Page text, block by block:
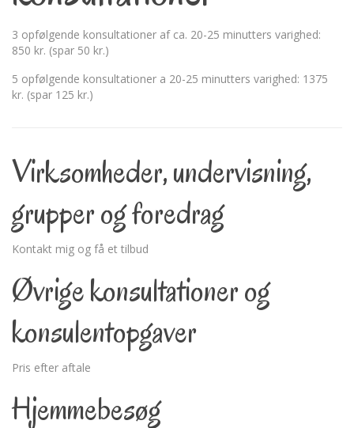
3 opfølgende konsultationer af ca. 20-25 minutters varighed:
850 kr. (spar 50 kr.)
5 opfølgende konsultationer a 20-25 minutters varighed: 1375
kr. (spar 125 kr.)
Virksomheder, undervisning,
grupper og foredrag
Kontakt mig og få et tilbud
Øvrige konsultationer og
konsulentopgaver
Pris efter aftale
Hjemmebesøg